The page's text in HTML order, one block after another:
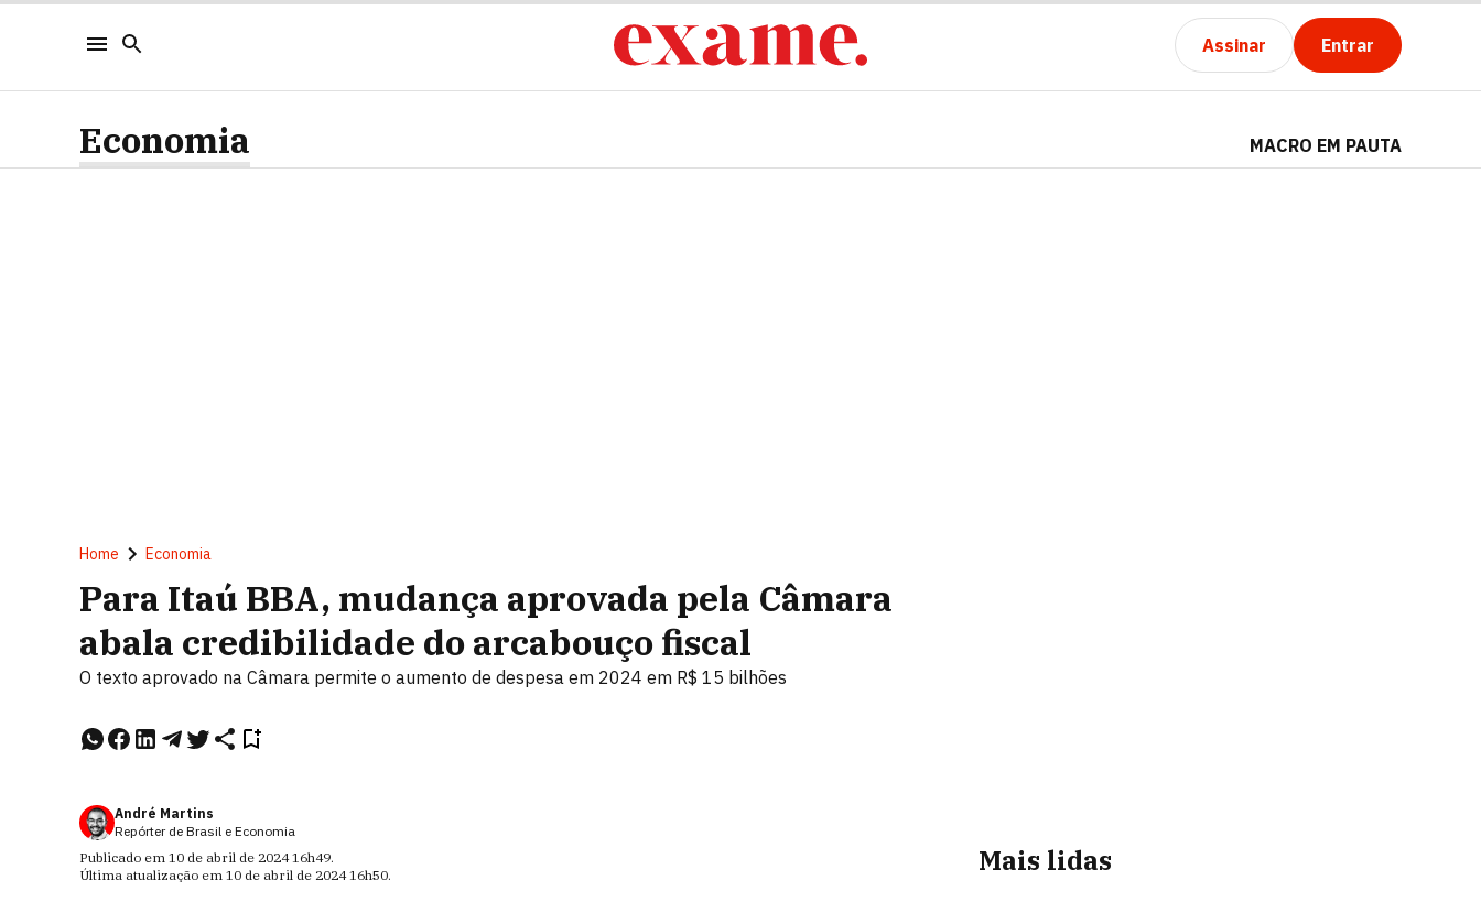
Assinar Entrar
Economia MACRO EM PAUTA
Home Economia
Para Itaú BBA, mudança aprovada pela Câmara
abala credibilidade do arcabouço fiscal
O texto aprovado na Câmara permite o aumento de despesa em 2024 em R$ 15 bilhões
André Martins
Repórter de Brasil e Economia
Publicado em 10 de abril de 2024 16h49.
Última atualização em 10 de abril de 2024 16h50. Mais lidas